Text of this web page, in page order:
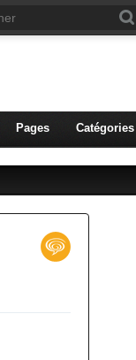
Pages Catégories